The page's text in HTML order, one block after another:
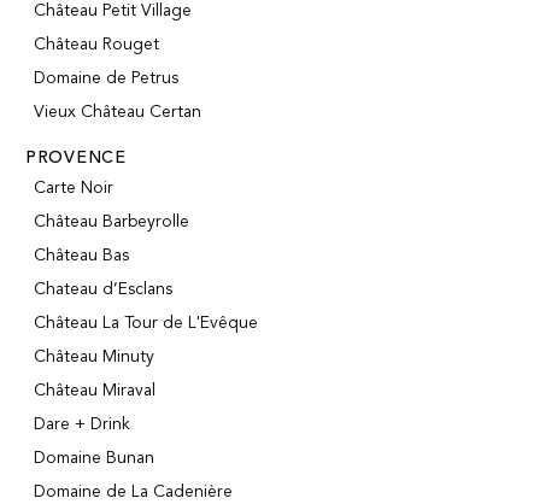
Château Petit Village
Château Rouget
Domaine de Petrus
Vieux Château Certan
PROVENCE
Carte Noir
Château Barbeyrolle
Château Bas
Chateau d’Esclans
Château La Tour de L'Evêque
Château Minuty
Château Miraval
Dare + Drink
Domaine Bunan
Domaine de La Cadenière